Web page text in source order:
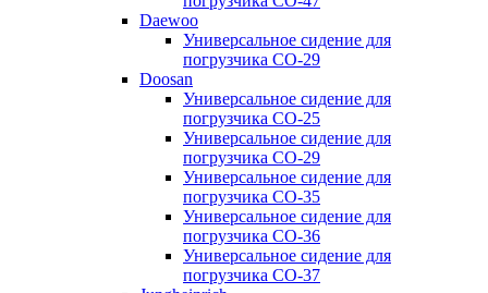
Daewoo
Универсальное сидение для
погрузчика CO-29
Doosan
Универсальное сидение для
погрузчика CO-25
Универсальное сидение для
погрузчика CO-29
Универсальное сидение для
погрузчика CO-35
Универсальное сидение для
погрузчика CO-36
Универсальное сидение для
погрузчика CO-37